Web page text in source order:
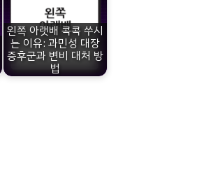
왼쪽 아랫배 콕콕 쑤시
는 이유: 과민성 대장
증후군과 변비 대처 방
법